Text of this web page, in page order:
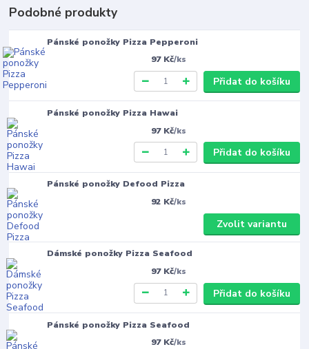
Podobné produkty
Pánské ponožky Pizza Pepperoni
97 Kč/ks
Přidat do košíku
Pánské ponožky Pizza Hawai
97 Kč/ks
Přidat do košíku
Pánské ponožky Defood Pizza
92 Kč/ks
Zvolit variantu
Dámské ponožky Pizza Seafood
97 Kč/ks
Přidat do košíku
Pánské ponožky Pizza Seafood
97 Kč/ks